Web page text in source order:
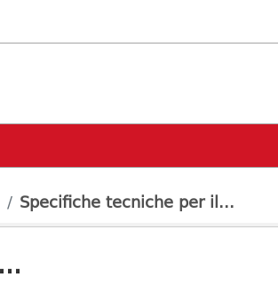
Specifiche tecniche per il...